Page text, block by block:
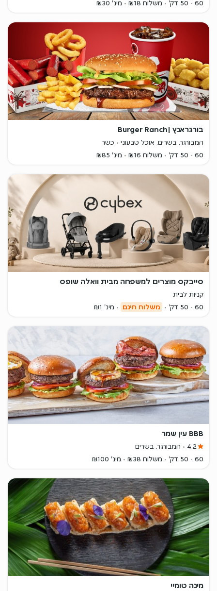
60 - 50 דק' משלוח ₪18 מינ' ₪30
בורגראנץ |Burger Ranch
המבורגר, בשרים, אוכל טבעוני
כשר
60 - 50 דק'
משלוח ₪16 מינ' ₪85
סייבקס מוצרים למשפחה מבית וואלה שופס
קניות לבית
60 - 50 דק'
משלוח חינם מינ' ₪1
BBB עין שמר
4.2
המבורגר, בשרים
60 - 50 דק'
משלוח ₪38 מינ' ₪100
מינה טומיי